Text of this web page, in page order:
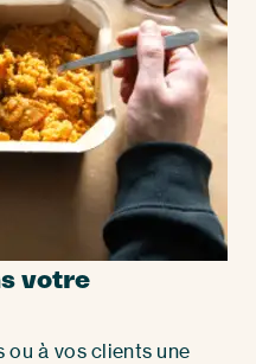
votre
à vos clients une